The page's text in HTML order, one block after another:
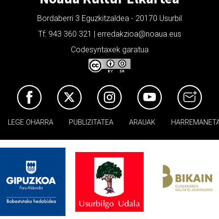
Bordaberri 3 Eguzkitzaldea - 20170 Usurbil
Tf: 943 360 321 | erredakzioa@noaua.eus
Codesyntaxek garatua
LEGE OHARRA PUBLIZITATEA ARAUAK